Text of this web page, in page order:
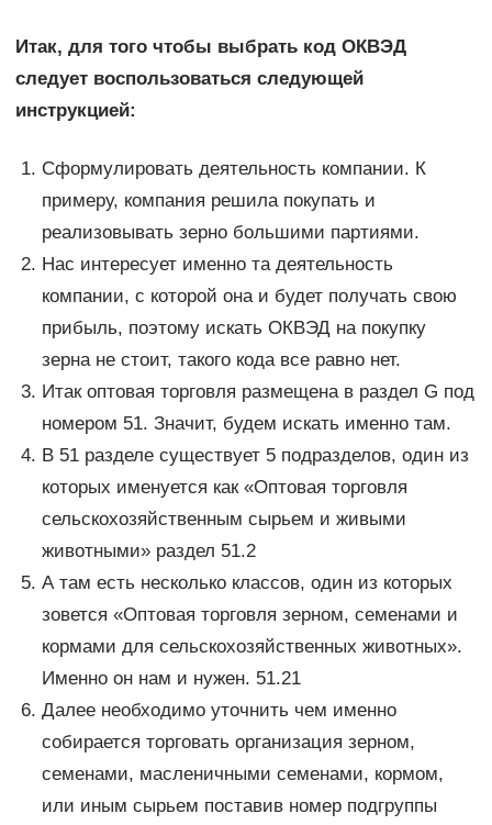
Итак, для того чтобы выбрать код ОКВЭД
следует воспользоваться следующей
инструкцией:
Сформулировать деятельность компании. К
примеру, компания решила покупать и
реализовывать зерно большими партиями.
Нас интересует именно та деятельность
компании, с которой она и будет получать свою
прибыль, поэтому искать ОКВЭД на покупку
зерна не стоит, такого кода все равно нет.
Итак оптовая торговля размещена в раздел G под
номером 51. Значит, будем искать именно там.
В 51 разделе существует 5 подразделов, один из
которых именуется как «Оптовая торговля
сельскохозяйственным сырьем и живыми
животными» раздел 51.2
А там есть несколько классов, один из которых
зовется «Оптовая торговля зерном, семенами и
кормами для сельскохозяйственных животных».
Именно он нам и нужен. 51.21
Далее необходимо уточнить чем именно
собирается торговать организация зерном,
семенами, масленичными семенами, кормом,
или иным сырьем поставив номер подгруппы